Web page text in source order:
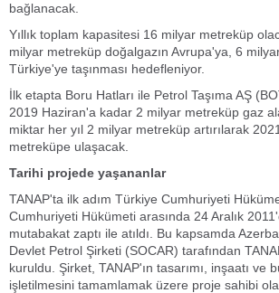
bağlanacak.
Yıllık toplam kapasitesi 16 milyar metreküp
milyar metreküp doğalgazın Avrupa'ya, 6
Türkiye'ye taşınması hedefleniyor.
İlk etapta Boru Hatları ile Petrol Taşıma AŞ
2019 Haziran'a kadar 2 milyar metreküp gaz
miktar her yıl 2 milyar metreküp artırılarak
metreküpe ulaşacak.
Tarihi projede yaşananlar
TANAP'ta ilk adım Türkiye Cumhuriyeti
Cumhuriyeti Hükümeti arasında 24 Aralık
mutabakat zaptı ile atıldı. Bu kapsamda
Devlet Petrol Şirketi (SOCAR) tarafından
kuruldu. Şirket, TANAP'ın tasarımı, inşaatı ve
işletilmesini tamamlamak üzere proje sahibi